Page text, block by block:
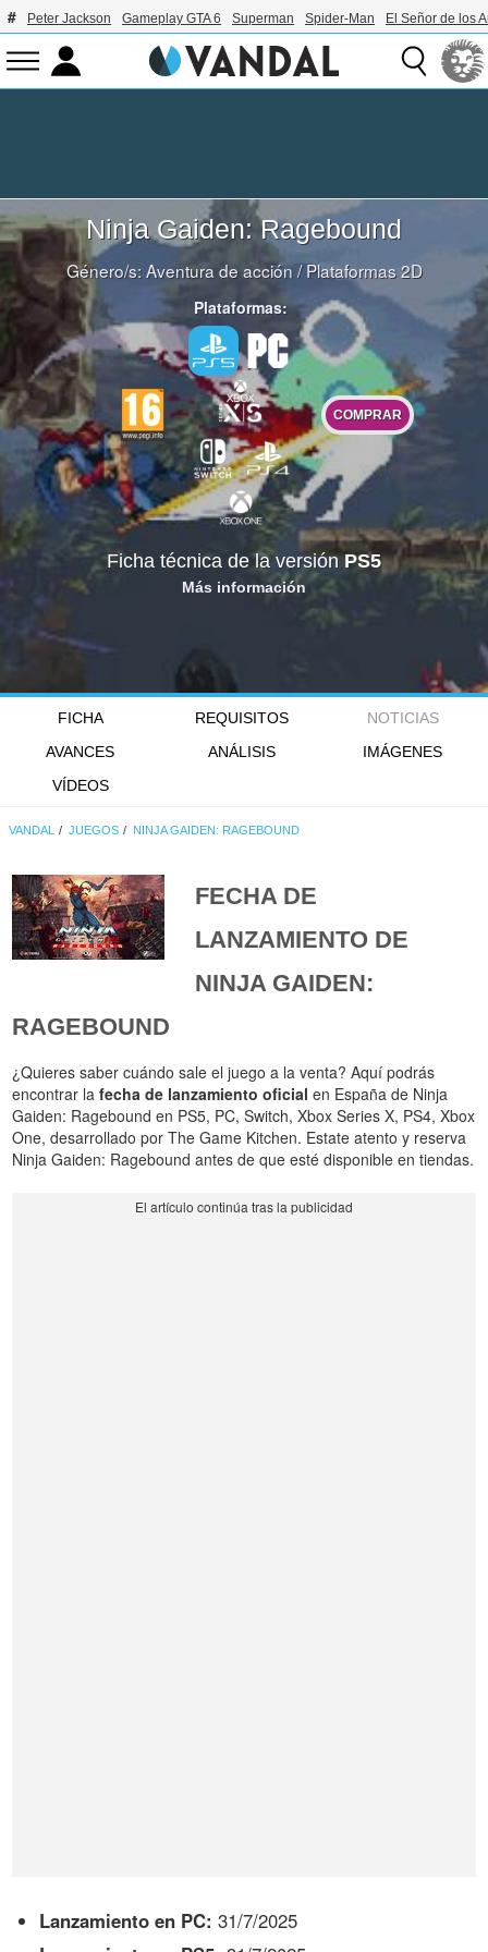
Peter Jackson Gameplay GTA 6 Superman Spider-Man El Señor de los
Ninja Gaiden: Ragebound
Género/s:Aventura de acción/Plataformas 2D
Plataformas:
COMPRAR
Ficha técnica de la versiónPS5
Más información
FICHA REQUISITOS
NOTICIAS
AVANCES
ANÁLISIS
IMÁGENES
VÍDEOS
VANDAL JUEGOS NINJA GAIDEN: RAGEBOUND
FECHA DE
LANZAMIENTO DE
NINJA GAIDEN:
RAGEBOUND
¿Quieres saber cuándo sale el juego a la venta? Aquí podrás
encontrar lafecha de lanzamiento oficial en España de Ninja
Gaiden: Ragebound en PS5, PC, Switch, Xbox Series X, PS4, Xbox
One, desarrollado por The Game Kitchen. Estate atento y reserva
Ninja Gaiden: Ragebound antes de que esté disponible en tiendas.
Lanzamiento en PC: 31/7/2025